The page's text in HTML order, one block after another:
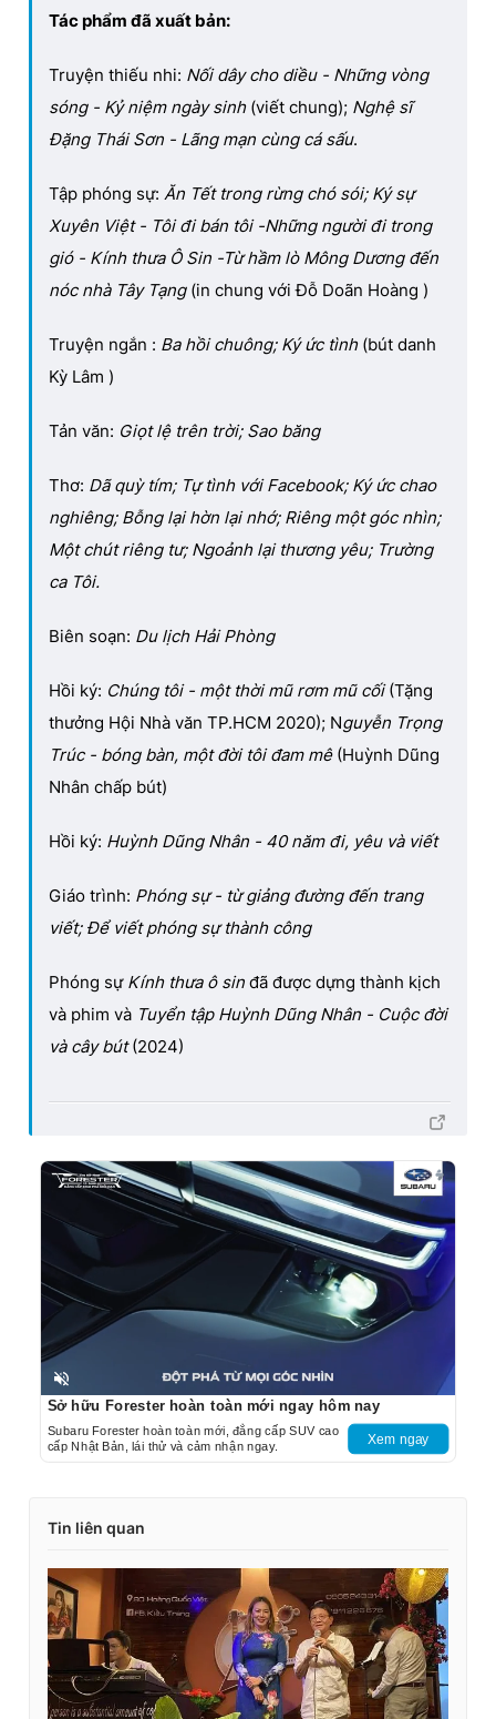
Tác phẩm đã xuất bản:
Truyện thiếu nhi: Nối dây cho diều - Những vòng
sóng - Kỷ niệm ngày sinh(viết chung); Nghệ sĩ
Đặng Thái Sơn - Lãng mạn cùng cá sấu.
Tập phóng sự: Ăn Tết trong rừng chó sói; Ký sự
Xuyên Việt - Tôi đi bán tôi -Những người đi trong
gió - Kính thưa Ô Sin -Từ hầm lò Mông Dương đến
nóc nhà Tây Tạng(in chung với Đỗ Doãn Hoàng )
Truyện ngắn : Ba hồi chuông; Ký ức tình (bút danh
Kỳ Lâm )
Tản văn: Giọt lệ trên trời; Sao băng
Thơ: Dã quỳ tím; Tự tình với Facebook; Ký ức chao
nghiêng; Bỗng lại hờn lại nhớ; Riêng một góc nhìn;
Một chút riêng tư; Ngoảnh lại thương yêu; Trường
ca Tôi.
Biên soạn: Du lịch Hải Phòng
Hồi ký: Chúng tôi - một thời mũ rơm mũ cối(Tặng
thưởng Hội Nhà văn TP.HCM 2020); Nguyễn Trọng
Trúc - bóng bàn, một đời tôi đam mê (Huỳnh Dũng
Nhân chấp bút)
Hồi ký: Huỳnh Dũng Nhân - 40 năm đi, yêu và viết
Giáo trình: Phóng sự - từ giảng đường đến trang
viết; Để viết phóng sự thành công
Phóng sự Kính thưa ô sin đã được dựng thành kịch
và phim và Tuyển tập Huỳnh Dũng Nhân - Cuộc đời
và cây bút(2024)
Unmute
Sở hữu Forester hoàn toàn mới ngay hôm nay
Subaru Forester hoàn toàn mới, đẳng cấp SUV cao
cấp Nhật Bản, lái thử và cảm nhận ngay.
Xem ngay
Tin liên quan